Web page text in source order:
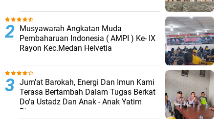
Musyawarah Angkatan Muda
Pembaharuan Indonesia ( AMPI ) Ke- IX
Rayon Kec.Medan Helvetia
Jum'at Barokah, Energi Dan Imun Kami
Terasa Bertambah Dalam Tugas Berkat
Do'a Ustadz Dan Anak - Anak Yatim
Piatu